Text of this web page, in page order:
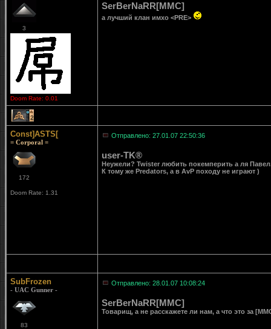
3
Doom Rate: 0.01
SerBerNaRR[MMC]
а лучший клан имхо <PRE>
2
Const]ASTS[
= Corporal =
172
Doom Rate: 1.31
Отправлено: 27.01.07 22:50:36
user-TK®
Неужели? Twister любить покемперить а ля
К тому же Predators, а в AvP походу не играют )
SubFrozen
- UAC Gunner -
83
Отправлено: 28.01.07 10:08:24
SerBerNaRR[MMC]
Товарищ, а не расскажете ли нам, а что это за